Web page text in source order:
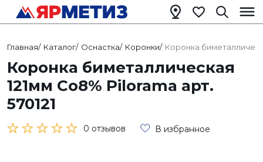
Главная/ Каталог/ Оснастка/ Коронки/ Коронка
Коронка биметаллическая
121мм Со8% Pilorama арт.
570121
0 отзывов В избранное